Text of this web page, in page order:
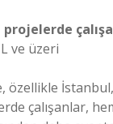
ve üzeri
özellikle
çalışanlar,